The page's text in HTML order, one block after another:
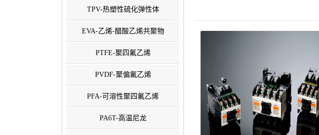
TPV-热塑性硫化弹性体
EVA-乙烯-醋酸乙烯共聚物
PTFE-聚四氟乙烯
PVDF-聚偏氟乙烯
PFA-可溶性聚四氟乙烯
PA6T-高温尼龙